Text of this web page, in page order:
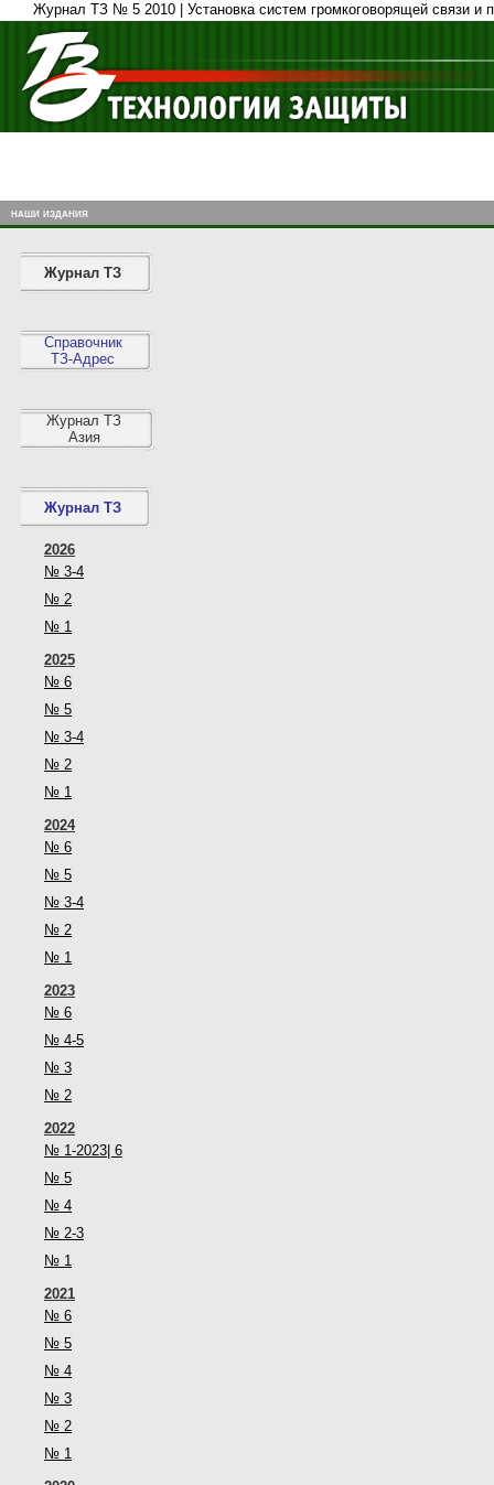
Журнал ТЗ № 5 2010 | Установка систем громкоговорящей связи и
наши издания
Журнал ТЗ
Справочник
ТЗ-Адрес
Журнал ТЗ
Азия
Журнал ТЗ
2026
№ 3-4
№ 2
№ 1
2025
№ 6
№ 5
№ 3-4
№ 2
№ 1
2024
№ 6
№ 5
№ 3-4
№ 2
№ 1
2023
№ 6
№ 4-5
№ 3
№ 2
2022
№ 1-2023| 6
№ 5
№ 4
№ 2-3
№ 1
2021
№ 6
№ 5
№ 4
№ 3
№ 2
№ 1